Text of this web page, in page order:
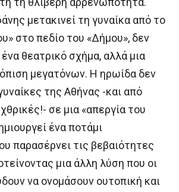
μετακινεί τη γυναίκα από το
στο πεδίο του «Δήμου», δεν
θεατρικό σχήμα, αλλά μια
μεγατόνων. Η ηρωίδα δεν
της Αθήνας -και από
σε μια «απεργία του
ένα ποτάμι
παρασέρνει τις βεβαιότητες
μια άλλη λύση που οι
να ονομάσουν ουτοπική και